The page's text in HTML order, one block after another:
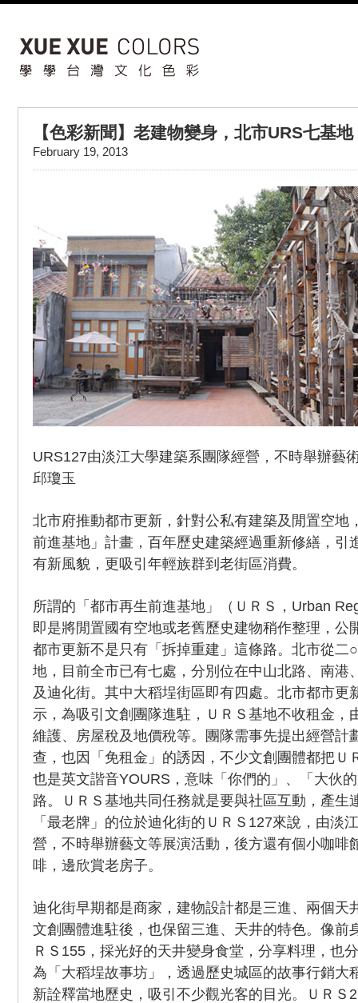
【色彩新聞】老建物變身，北市URS七基地
February 19, 2013
URS127由淡江大學建築系團隊經營，不時舉辦藝
邱瓊玉
北市府推動都市更新，針對公私有建築及閒置空地
前進基地」計畫，百年歷史建築經過重新修繕，引
有新風貌，更吸引年輕族群到老街區消費。
所謂的「都市再生前進基地」（ＵＲＳ，Urban
即是將閒置國有空地或老舊歷史建物稍作整理，公
都市更新不是只有「拆掉重建」這條路。北市從二
地，目前全市已有七處，分別位在中山北路、南港
及迪化街。其中大稻埕街區即有四處。北市都市更
示，為吸引文創團隊進駐，ＵＲＳ基地不收租金，
維護、房屋稅及地價稅等。團隊需事先提出經營計
查，也因「免租金」的誘因，不少文創團體都把Ｕ
也是英文諧音YOURS，意味「你們的」、「大伙
路。ＵＲＳ基地共同任務就是要與社區互動，產生
「最老牌」的位於迪化街的ＵＲＳ127來說，由淡
營，不時舉辦藝文等展演活動，後方還有個小咖啡
啡，邊欣賞老房子。
迪化街早期都是商家，建物設計都是三進、兩個天
文創團體進駐後，也保留三進、天井的特色。像前
ＲＳ155，採光好的天井變身食堂，分享料理，也
為「大稻埕故事坊」，透過歷史城區的故事行銷大
新詮釋當地歷史，吸引不少觀光客的目光。ＵＲＳ